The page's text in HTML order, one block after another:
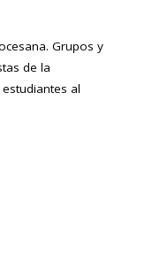
Grupos y
de la
al